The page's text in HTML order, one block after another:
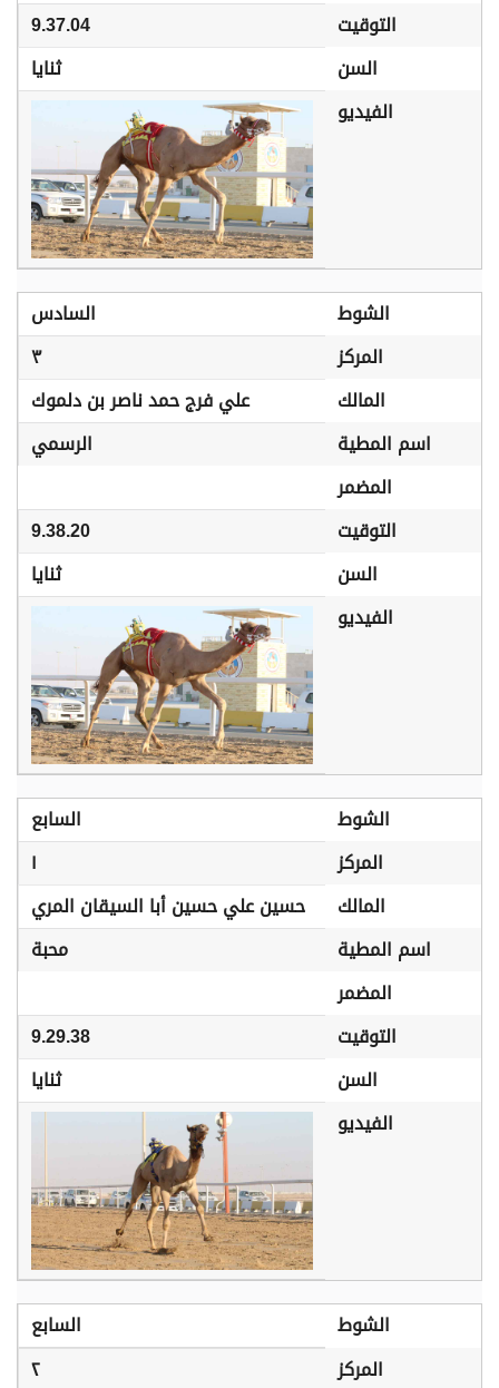
التوقيت
9.37.04
السن
ثنايا
الفيديو
الشوط
السادس
المركز
٣
المالك
علي فرج حمد ناصر بن دلموك
اسم المطية
الرسمي
المضمر
التوقيت
9.38.20
السن
ثنايا
الفيديو
الشوط
السابع
المركز
١
المالك
حسين علي حسين أبا السيقان المري
اسم المطية
محبة
المضمر
التوقيت
9.29.38
السن
ثنايا
الفيديو
الشوط
السابع
المركز
٢